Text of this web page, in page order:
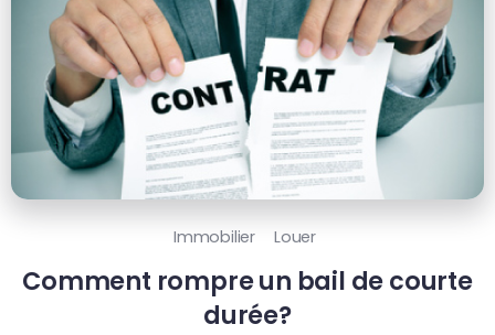
Immobilier Louer
Comment rompre un bail de courte
durée?